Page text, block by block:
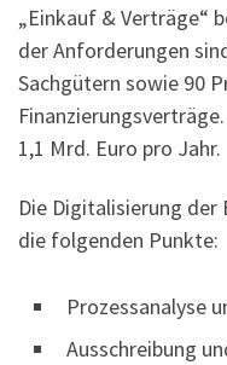
„Einkauf & Verträge“
der Anforderungen
Sachgütern sowie 90
1,1 Mrd. Euro pro Jahr.
Die Digitalisierung
die folgenden Punkte:
Prozessanalyse
Ausschreibung